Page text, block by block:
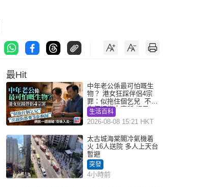
最Hit
中年老公係最可怕嘅生
物？ 港女狂踩伴侶4宗
罪：似拖住個乞兒 不解
為何經常去廁所 網民一
語道破
生活百科
2026-08-08 15:21 HKT
太古城海棠閣冷氣機着
火 16人送院 多人上天台
暫避
突發
4小時前